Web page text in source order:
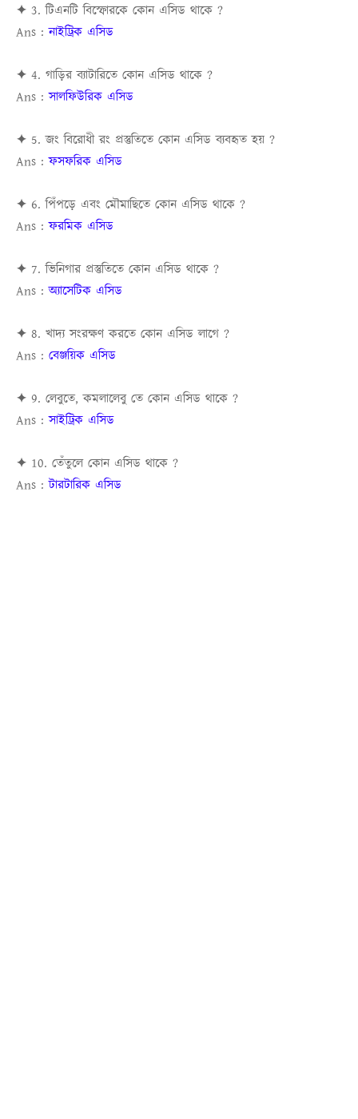
✦ 3. টিএনটি বিস্ফোরকে কোন এসিড থাকে ?
Ans :নাইট্রিক এসিড
✦ 4. গাড়ির ব্যাটারিতে কোন এসিড থাকে ?
Ans :সালফিউরিক এসিড
✦ 5. জং বিরোধী রং প্রস্তুতিতে কোন এসিড ব্যবহৃত হয় ?
Ans :ফসফরিক এসিড
✦ 6. পিঁপড়ে এবং মৌমাছিতে কোন এসিড থাকে ?
Ans :ফরমিক এসিড
✦ 7. ভিনিগার প্রস্তুতিতে কোন এসিড থাকে ?
Ans :অ্যাসেটিক এসিড
✦ 8. খাদ্য সংরক্ষণ করতে কোন এসিড লাগে ?
Ans : বেঞ্জয়িক এসিড
✦ 9. লেবুতে, কমলালেবু তে কোন এসিড থাকে ?
Ans :সাইট্রিক এসিড
✦ 10. তেঁতুলে কোন এসিড থাকে ?
Ans :টারটারিক এসিড